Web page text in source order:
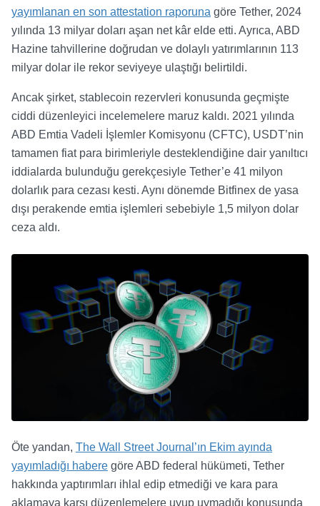
yayımlanan en son attestation raporuna göre Tether, 2024
yılında 13 milyar doları aşan net kâr elde etti. Ayrıca, ABD
Hazine tahvillerine doğrudan ve dolaylı yatırımlarının 113
milyar dolar ile rekor seviyeye ulaştığı belirtildi.
Ancak şirket, stablecoin rezervleri konusunda geçmişte
ciddi düzenleyici incelemelere maruz kaldı. 2021 yılında
ABD Emtia Vadeli İşlemler Komisyonu (CFTC), USDT’nin
tamamen fiat para birimleriyle desteklendiğine dair yanıltıcı
iddialarda bulunduğu gerekçesiyle Tether’e 41 milyon
dolarlık para cezası kesti. Aynı dönemde Bitfinex de yasa
dışı perakende emtia işlemleri sebebiyle 1,5 milyon dolar
ceza aldı.
Öte yandan, The Wall Street Journal’ın Ekim ayında
yayımladığı habere göre ABD federal hükümeti, Tether
hakkında yaptırımları ihlal edip etmediği ve kara para
aklamaya karşı düzenlemelere uyup uymadığı konusunda